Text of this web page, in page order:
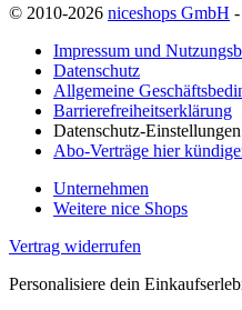
© 2010-2026 niceshops GmbH
Impressum und
Datenschutz
Allgemeine
Barrierefreiheitserklärung
Datenschutz-Einstellungen
Abo-Verträge hier
Unternehmen
Weitere nice Shops
Vertrag widerrufen
Personalisiere dein